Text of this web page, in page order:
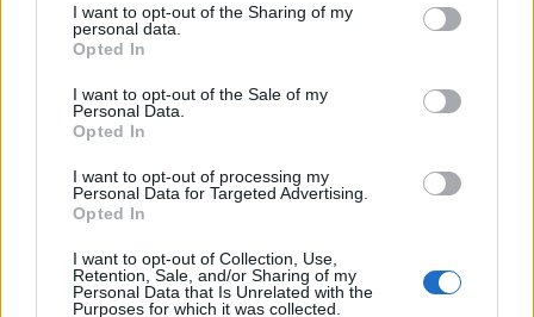
not limited to your visit or usage behaviour. You may click to
grant or deny consent to Google and its third-party tags to
use your data for below specified purposes in below Google
consent section.
I want to opt-out of the Sharing of my
personal data.
Opted In
I want to opt-out of the Sale of my
Personal Data.
Opted In
I want to opt-out of processing my
Personal Data for Targeted Advertising.
Opted In
I want to opt-out of Collection, Use,
Retention, Sale, and/or Sharing of my
Personal Data that Is Unrelated with the
Purposes for which it was collected.
Ουντινέζε, ενώ λίγους μήνες αργότερα μετακόμισε
στο Βέλγιο για λογαριασμό της Σαρλερουά, όπου
πραγματοποίησε την πιο παραγωγική σεζόν της
καριέρας του.
Την αγωνιστική περίοδο που ολοκληρώθηκε
κατέγραψε 44 συμμετοχές σε όλες τις
διοργανώσεις, σημειώνοντας δύο γκολ και
μοιράζοντας τρεις ασίστ, ενώ συνολικά αγωνίστηκε